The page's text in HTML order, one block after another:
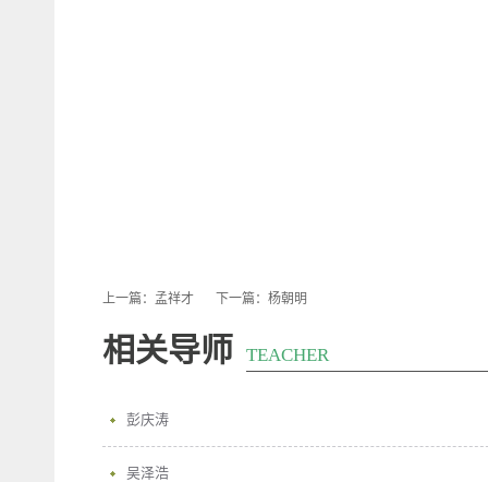
上一篇： 孟祥才 下一篇： 杨朝明
相关导师 TEACHER
彭庆涛
吴泽浩